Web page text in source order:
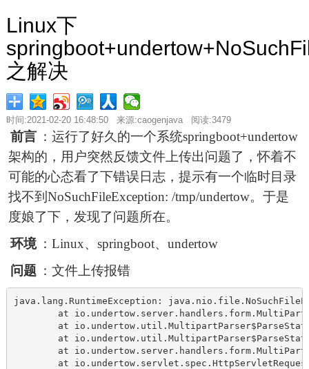
Linux下
之解决
时间:2021-02-20 16:48:50 来源:caogenjava 阅读:3479
前言 ：运行了好久的一个系统springboot+undertow
架构的，用户突然反馈文件上传出问题了，怀着不
可能的心态看了下错误日志，提示有一个临时目录
找不到NoSuchFileException: /tmp/undertow。于是
度娘了下，发现了问题所在。
环境 ：Linux、springboot、undertow
问题 ：文件上传报错
java.lang.RuntimeException:
at
at
at
at
at